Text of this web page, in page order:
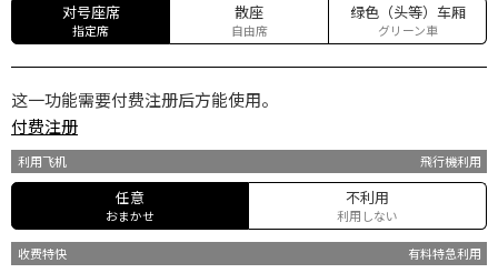
对号座席
指定席
散座
自由席
绿色（头等）车厢
グリーン車
这一功能需要付费注册后方能使用。
付费注册
利用飞机 飛行機利用
任意
おまかせ
不利用
利用しない
收费特快 有料特急利用